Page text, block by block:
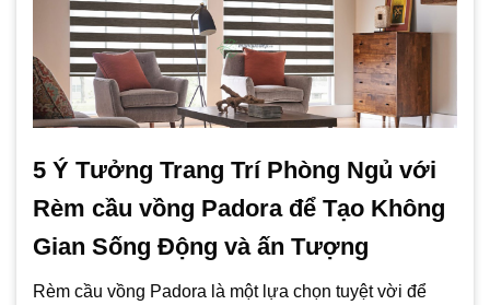
5 Ý Tưởng Trang Trí Phòng Ngủ với
Rèm cầu vồng Padora để Tạo Không
Gian Sống Động và ấn Tượng
Rèm cầu vồng Padora là một lựa chọn tuyệt vời để